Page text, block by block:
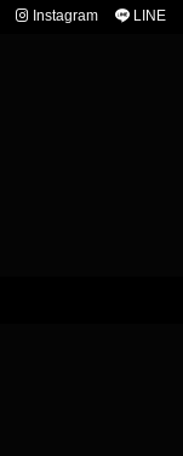
Instagram LINE